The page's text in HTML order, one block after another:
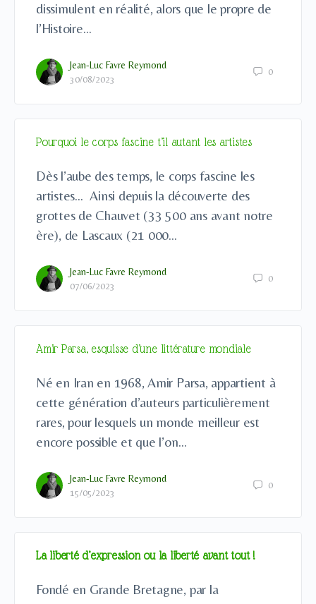
dissimulent en réalité, alors que le propre de
l’Histoire…
Jean-Luc Favre Reymond
30/08/2023
0
Pourquoi le corps fascine t’il autant les artistes
Dès l’aube des temps, le corps fascine les
artistes… Ainsi depuis la découverte des
grottes de Chauvet (33 500 ans avant notre
ère), de Lascaux (21 000…
Jean-Luc Favre Reymond
07/06/2023
0
Amir Parsa, esquisse d’une littérature mondiale
Né en Iran en 1968, Amir Parsa, appartient à
cette génération d’auteurs particulièrement
rares, pour lesquels un monde meilleur est
encore possible et que l’on…
Jean-Luc Favre Reymond
15/05/2023
0
La liberté d’expression ou la liberté avant tout !
Fondé en Grande Bretagne, par la